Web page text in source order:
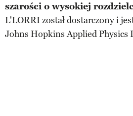
szarości o wysokiej
L'LORRI został dostarczony i
Johns Hopkins Applied Physics